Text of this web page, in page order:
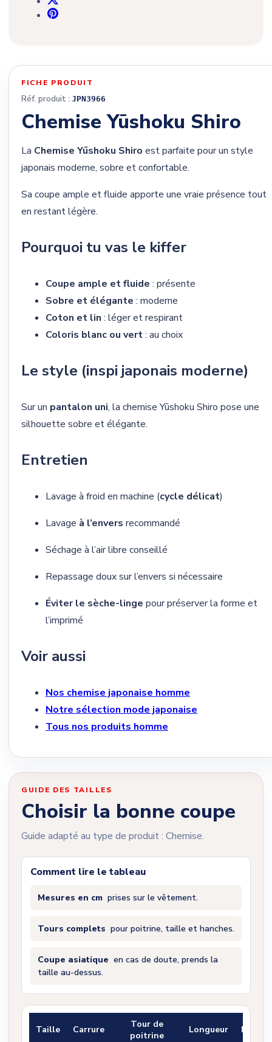
FICHE PRODUIT
Réf. produit : JPN3966
Chemise Yūshoku Shiro
La Chemise Yūshoku Shiro est parfaite pour un style
japonais moderne, sobre et confortable.
Sa coupe ample et fluide apporte une vraie présence tout
en restant légère.
Pourquoi tu vas le kiffer
Coupe ample et fluide : présente
Sobre et élégante : moderne
Coton et lin : léger et respirant
Coloris blanc ou vert: au choix
Le style (inspi japonais moderne)
Sur un pantalon uni, la chemise Yūshoku Shiro pose une
silhouette sobre et élégante.
Entretien
Lavage à froid en machine (cycle délicat)
Lavage à l’envers recommandé
Séchage à l’air libre conseillé
Repassage doux sur l’envers si nécessaire
Éviter le sèche-linge pour préserver la forme et
l’imprimé
Voir aussi
Nos chemise japonaise homme
Notre sélection mode japonaise
Tous nos produits homme
GUIDE DES TAILLES
Choisir la bonne coupe
Guide adapté au type de produit : Chemise.
Comment lire le tableau
Mesures en cm prises sur le vêtement.
Tours complets pour poitrine, taille et hanches.
Coupe asiatique en cas de doute, prends la
taille au-dessus.
Taille Carrure
Tour de
poitrine
Longueur